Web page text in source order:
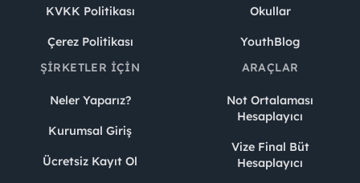
KVKK Politikası
Çerez Politikası
Okullar
YouthBlog
ŞIRKETLER İÇIN
Neler Yaparız?
Kurumsal Giriş
Ücretsiz Kayıt Ol
ARAÇLAR
Not Ortalaması
Hesaplayıcı
Vize Final Büt
Hesaplayıcı